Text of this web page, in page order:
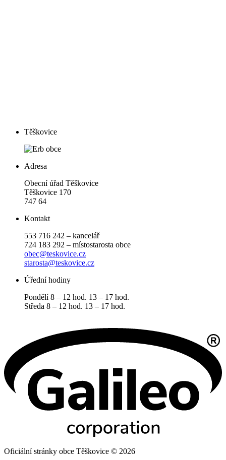
Těškovice
Adresa
Obecní úřad Těškovice
Těškovice 170
747 64
Kontakt
553 716 242 – kancelář
724 183 292 – místostarosta obce
obec@teskovice.cz
starosta@teskovice.cz
Úřední hodiny
Pondělí 8 – 12 hod. 13 – 17 hod.
Středa 8 – 12 hod. 13 – 17 hod.
Oficiální stránky obce Těškovice © 2026